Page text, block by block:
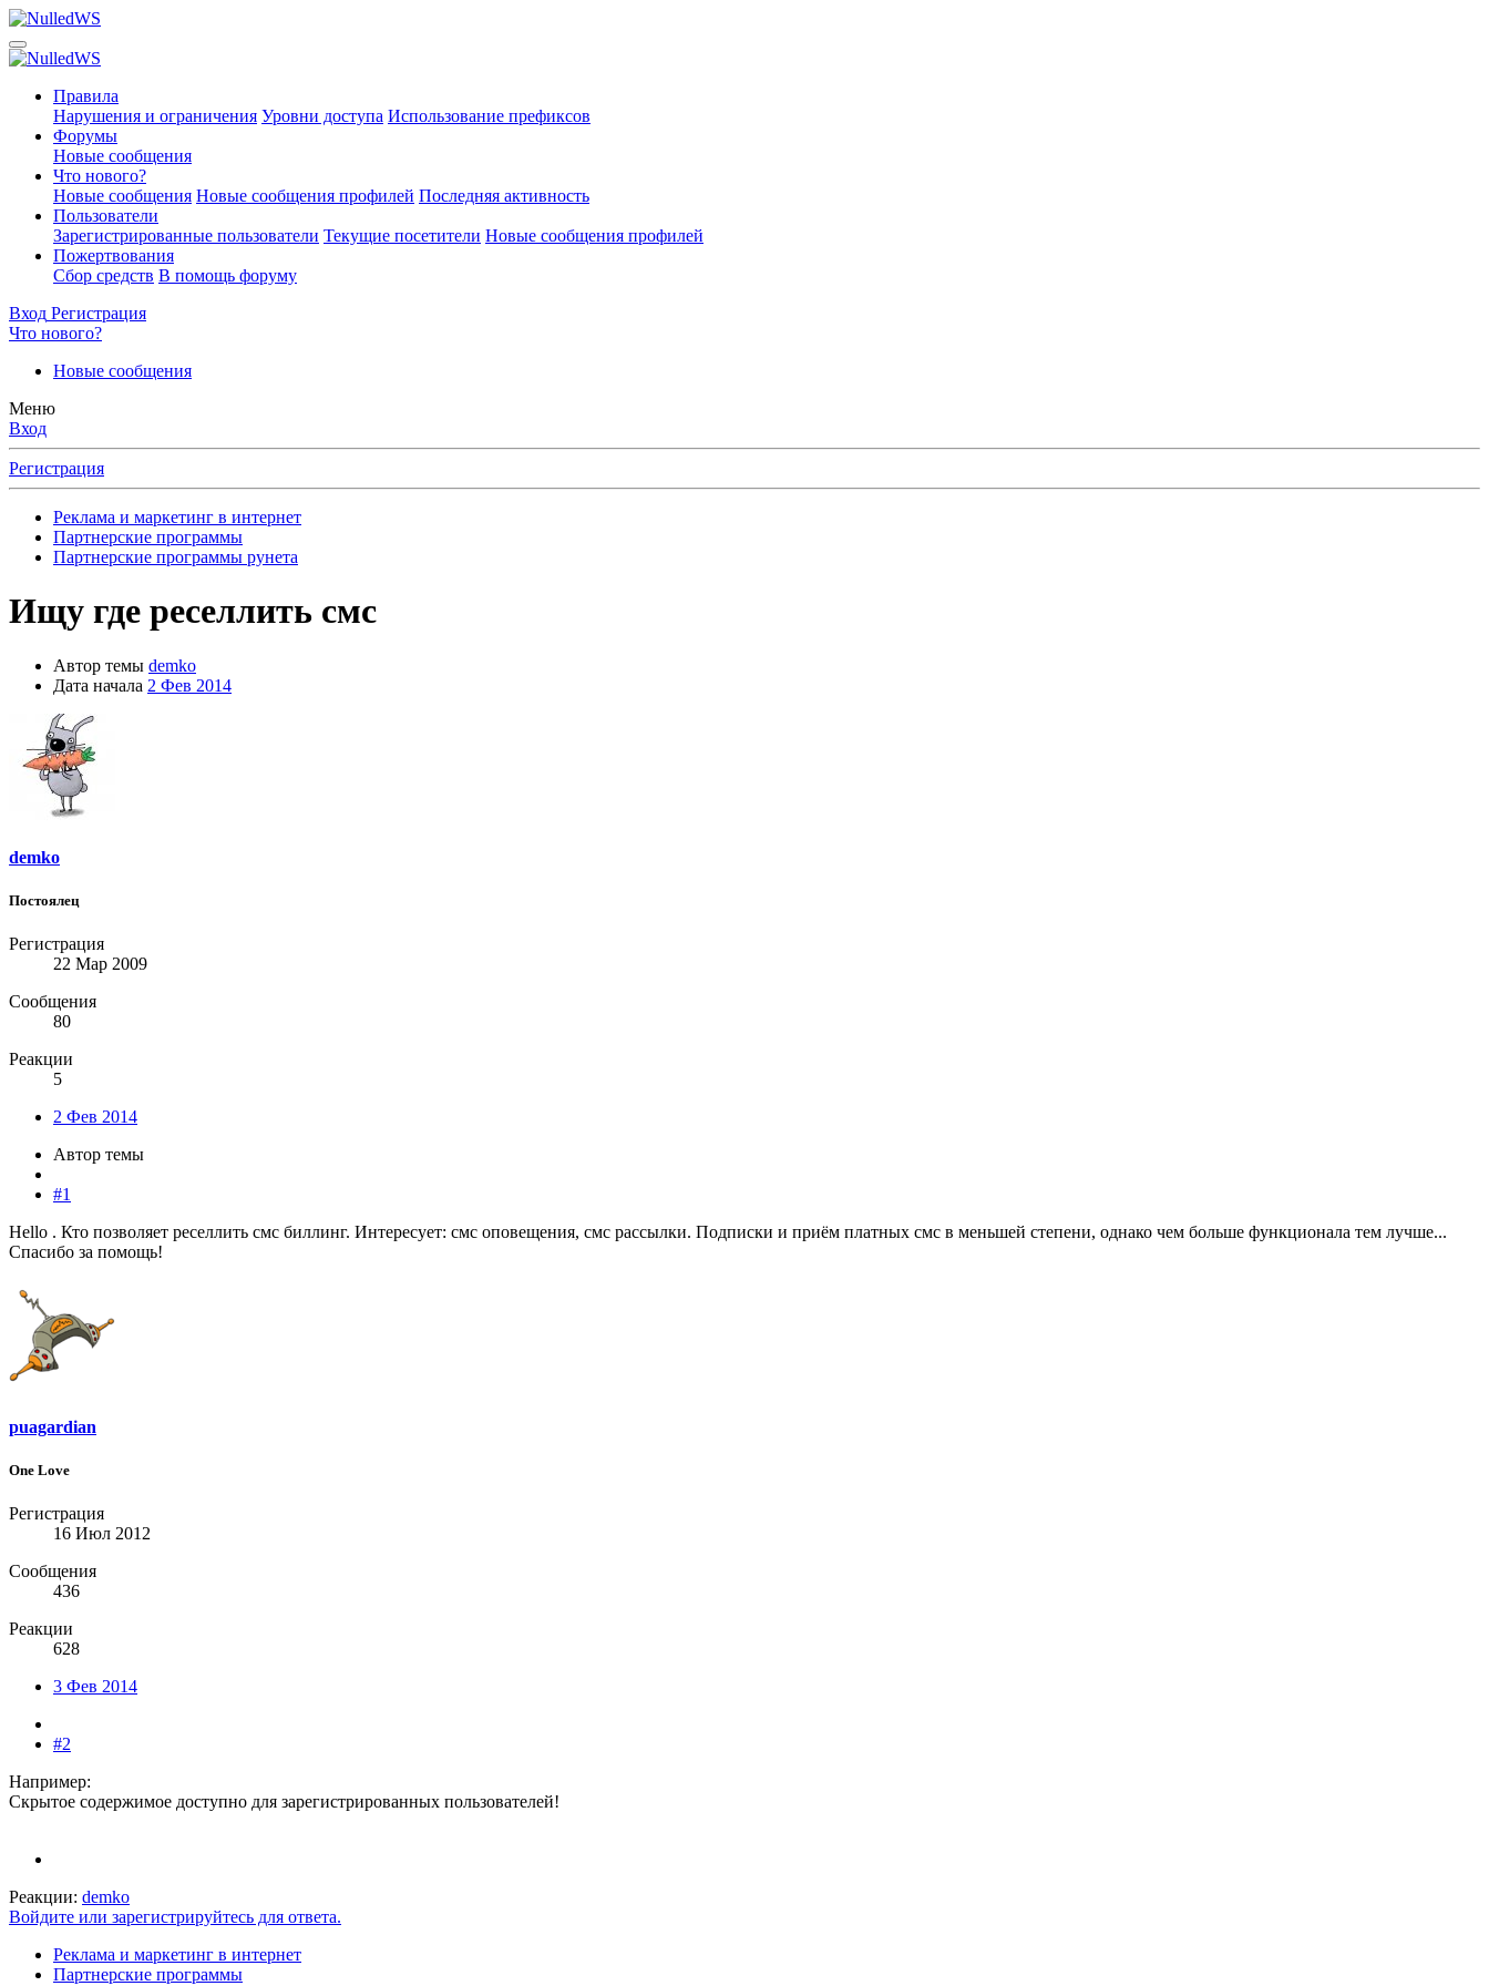
Правила
Нарушения и ограничения Уровни доступа Использование префиксов
Форумы
Новые сообщения
Что нового?
Новые сообщения Новые сообщения профилей Последняя активность
Пользователи
Зарегистрированные пользователи Текущие посетители Новые сообщения профилей
Пожертвования
Сбор средств В помощь форуму
Вход Регистрация
Что нового?
Новые сообщения
Меню
Вход
Регистрация
Реклама и маркетинг в интернет
Партнерские программы
Партнерские программы рунета
Ищу где реселлить смс
Автор темы demko
Дата начала 2 Фев 2014
demko
Постоялец
Регистрация
22 Мар 2009
Сообщения
80
Реакции
5
2 Фев 2014
Автор темы
#1
Hello . Кто позволяет реселлить смс биллинг. Интересует: смс оповещения, смс рассылки. Подписки и приём платных смс в меньшей степени, однако чем больше функционала тем лучше...
Спасибо за помощь!
puagardian
One Love
Регистрация
16 Июл 2012
Сообщения
436
Реакции
628
3 Фев 2014
#2
Например:
Скрытое содержимое доступно для зарегистрированных пользователей!
Реакции: demko
Войдите или зарегистрируйтесь для ответа.
Реклама и маркетинг в интернет
Партнерские программы